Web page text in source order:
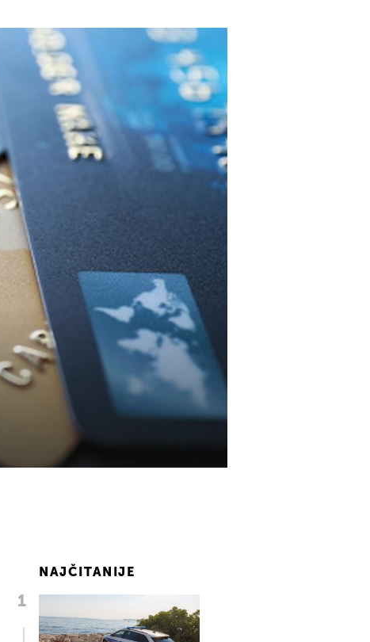
NAJČITANIJE